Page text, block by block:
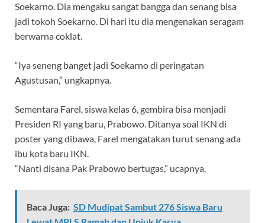
Soekarno. Dia mengaku sangat bangga dan senang bisa
jadi tokoh Soekarno. Di hari itu dia mengenakan seragam
berwarna coklat.
“Iya seneng banget jadi Soekarno di peringatan
Agustusan,” ungkapnya.
Sementara Farel, siswa kelas 6, gembira bisa menjadi
Presiden RI yang baru, Prabowo. Ditanya soal IKN di
poster yang dibawa, Farel mengatakan turut senang ada
ibu kota baru IKN.
“Nanti disana Pak Prabowo bertugas,” ucapnya.
Baca Juga: SD Mudipat Sambut 276 Siswa Baru